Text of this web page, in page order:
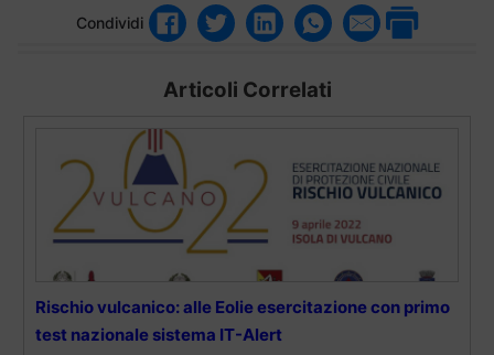
Condividi
Articoli Correlati
Rischio vulcanico: alle Eolie esercitazione con primo
test nazionale sistema IT-Alert